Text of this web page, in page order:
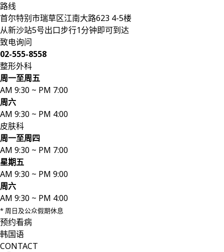
路线
首尔特别市瑞草区江南大路623 4-5楼
从新沙站5号出口步行1分钟即可到达
致电询问
02-555-8558
整形外科
周一至周五
AM 9:30 ~ PM 7:00
周六
AM 9:30 ~ PM 4:00
皮肤科
周一至周四
AM 9:30 ~ PM 7:00
星期五
AM 9:30 ~ PM 9:00
周六
AM 9:30 ~ PM 4:00
* 周日及公众假期休息
预约看病
韩国语
CONTACT
使用 Kakao 登录
使用 Kakao 登录